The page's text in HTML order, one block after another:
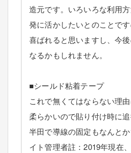
造元です。いろいろな利用
発に活かしたいとのことで
喜ばれると思いますし、今
なるかもしれません。
■シールド粘着テープ
これで無くてはならない理由
柔らかいので貼り付け時に追
半田で導線の固定もなんと
イト管理者註：2019年現在